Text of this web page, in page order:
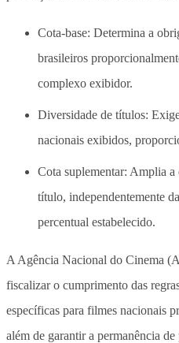
Cota-base: Determina a
brasileiros
complexo exibidor.
Diversidade de títulos:
nacionais exibidos,
Cota suplementar: Amplia a
título, independentemente
percentual estabelecido.
A Agência Nacional do Cinema
fiscalizar o cumprimento das
específicas para filmes nacionais
além de garantir a permanência de